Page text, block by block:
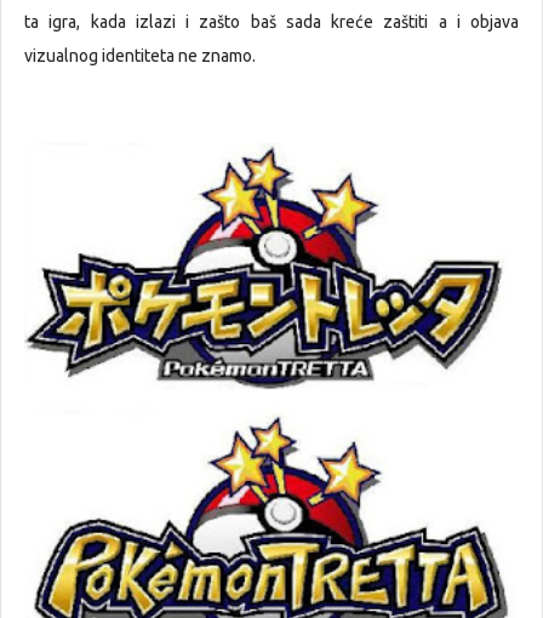
ta igra, kada izlazi i zašto baš sada kreće zaštiti a i objava
vizualnog identiteta ne znamo.